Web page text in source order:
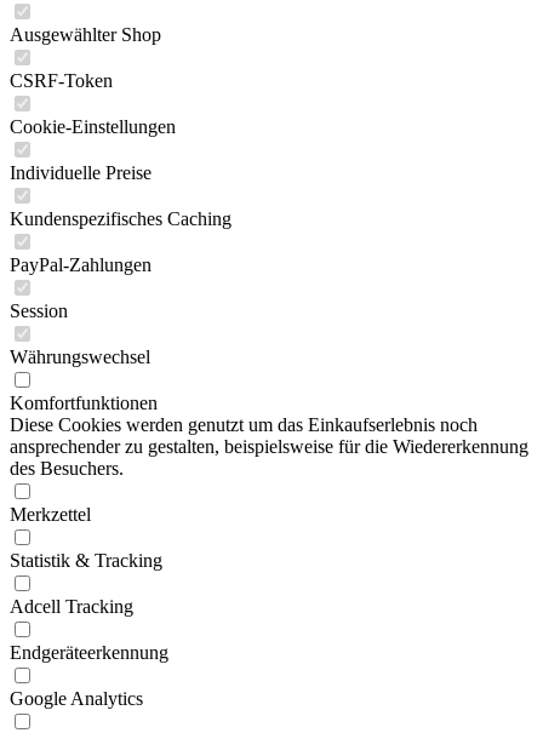
Ausgewählter Shop
CSRF-Token
Cookie-Einstellungen
Individuelle Preise
Kundenspezifisches Caching
PayPal-Zahlungen
Session
Währungswechsel
Komfortfunktionen
Diese Cookies werden genutzt um das Einkaufserlebnis noch
ansprechender zu gestalten, beispielsweise für die Wiedererkennung
des Besuchers.
Merkzettel
Statistik & Tracking
Adcell Tracking
Endgeräteerkennung
Google Analytics